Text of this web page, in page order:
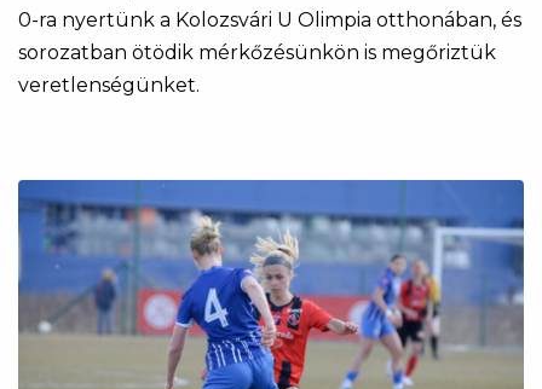
0-ra nyertünk a Kolozsvári U Olimpia otthonában, és
sorozatban ötödik mérkőzésünkön is megőriztük
veretlenségünket.